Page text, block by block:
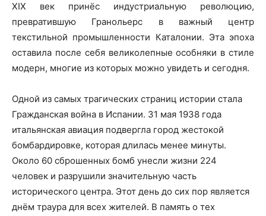
XIX век принёс индустриальную революцию,
превратившую Гранольерс в важный центр
текстильной промышленности Каталонии. Эта эпоха
оставила после себя великолепные особняки в стиле
модерн, многие из которых можно увидеть и сегодня.
Одной из самых трагических страниц истории стала
Гражданская война в Испании. 31 мая 1938 года
итальянская авиация подвергла город жестокой
бомбардировке, которая длилась менее минуты.
Около 60 сброшенных бомб унесли жизни 224
человек и разрушили значительную часть
исторического центра. Этот день до сих пор является
днём траура для всех жителей. В память о тех